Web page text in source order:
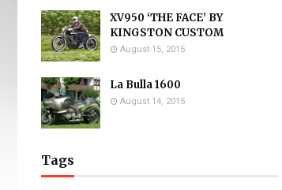
XV950 ‘THE FACE’ BY
KINGSTON CUSTOM
August 15, 2015
La Bulla 1600
August 14, 2015
Tags